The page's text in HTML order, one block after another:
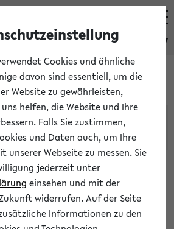
eKVV
in English
2026 Previous...
Cookies und ähnliche
davon sind essentiell, um die
Website zu gewährleisten,
helfen, die Website und Ihre
Falls Sie zustimmen,
und Daten auch, um Ihre
Webseite zu messen. Sie
jederzeit unter
einsehen und mit der
widerrufen. Auf der Seite
Informationen zu den